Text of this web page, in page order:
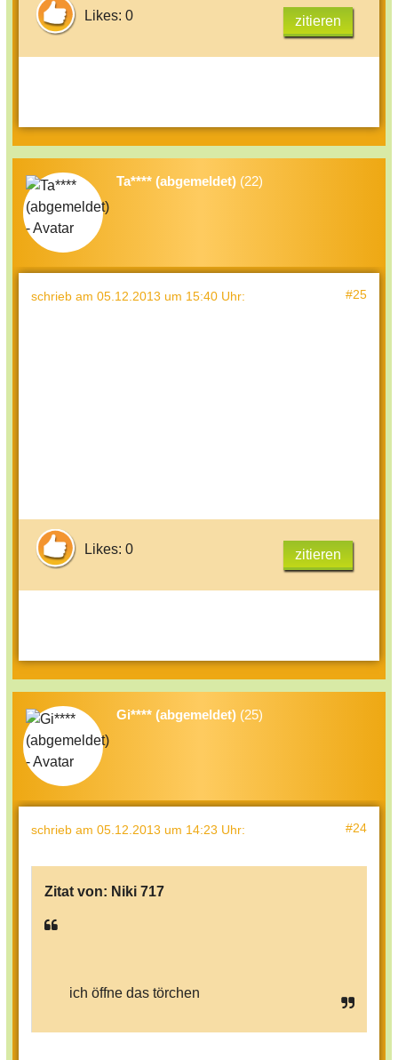
Likes: 0 zitieren
Ta**** (abgemeldet) (22)
schrieb am 05.12.2013 um 15:40 Uhr: #25
Likes: 0 zitieren
Gi**** (abgemeldet) (25)
schrieb am 05.12.2013 um 14:23 Uhr: #24
Zitat von: Niki 717
ich öffne das törchen